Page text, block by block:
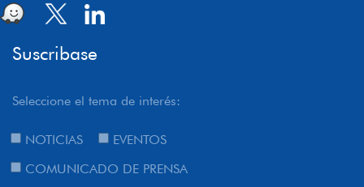
Suscribase
Seleccione el tema de interés:
NOTICIAS
EVENTOS
COMUNICADO DE PRENSA